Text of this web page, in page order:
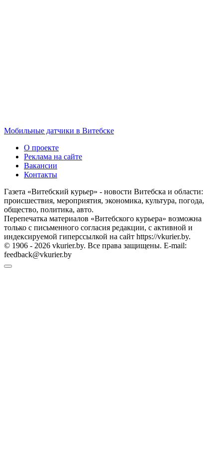
Мобильные датчики в Витебске
О проекте
Реклама на сайте
Вакансии
Контакты
Газета «Витебский курьер» - новости Витебска и области:
происшествия, мероприятия, экономика, культура, погода,
общество, политика, авто.
Перепечатка материалов «Витебского курьера» возможна
только с письменного согласия редакции, с активной и
индексируемой гиперссылкой на сайт https://vkurier.by.
© 1906 - 2026 vkurier.by. Все права защищены. E-mail:
feedback@vkurier.by